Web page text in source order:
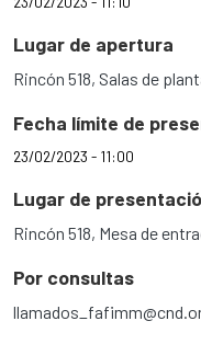
Lugar de apertura
Rincón 518, Salas de
Fecha límite de
23/02/2023 - 11:00
Lugar de
Rincón 518, Mesa de
Por consultas